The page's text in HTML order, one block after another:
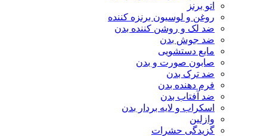
اتو برنز
روغن و لوسیون برنزه کننده
ضد لک و روشن کننده بدن
ضد جوش بدن
مایع دستشویی
صابون صورت و بدن
ضد ترک بدن
فرم دهنده بدن
ضد آفتاب بدن
اسکراب و لایه بردار بدن
وازلین
گزیدگی حشرات